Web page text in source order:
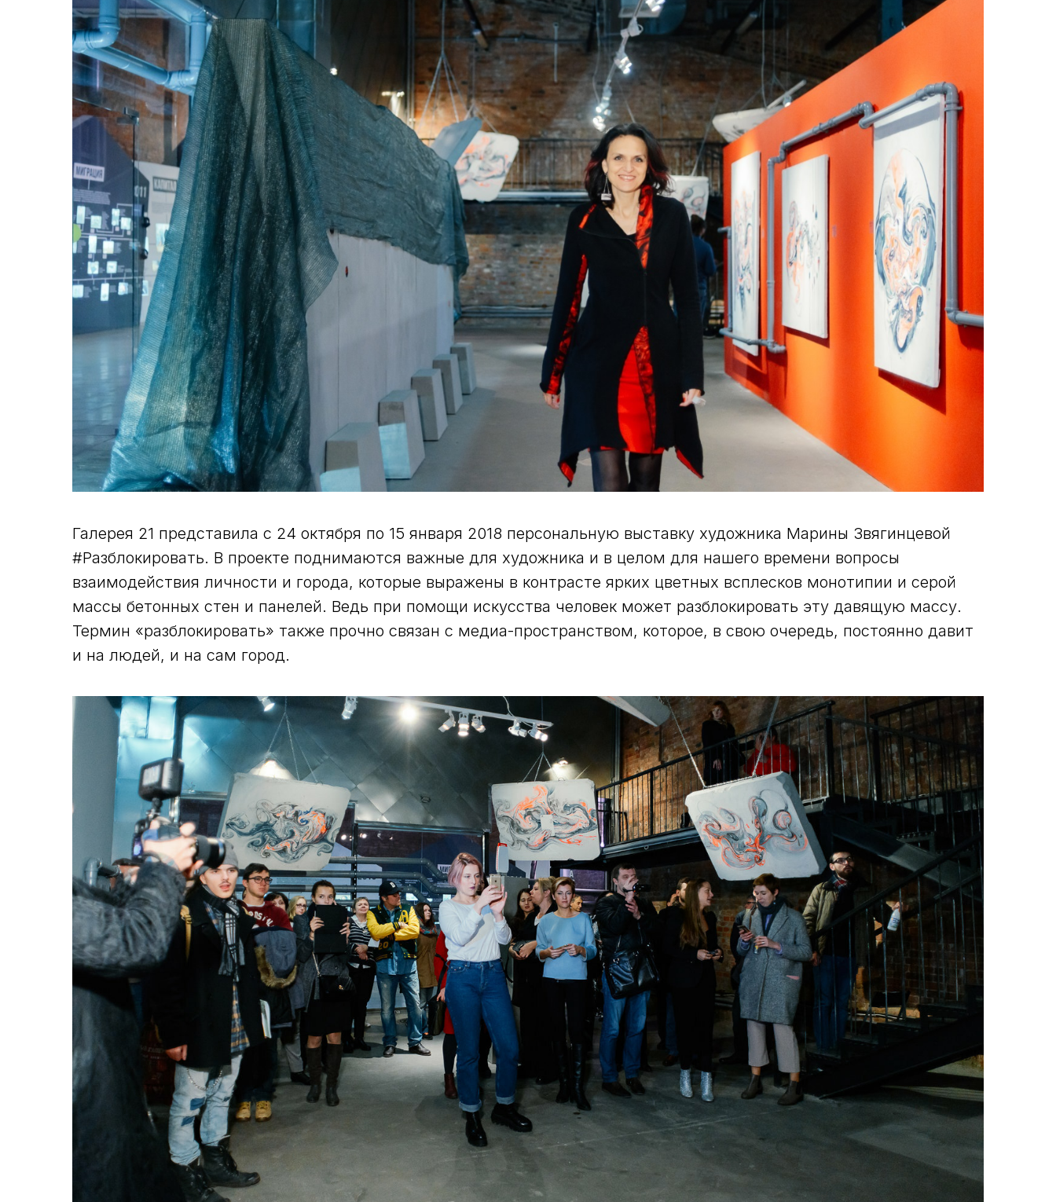
Галерея 21 представила с 24 октября по 15 января 2018 персональную выставку художника Марины Звягинцевой
#Разблокировать. В проекте поднимаются важные для художника и в целом для нашего времени вопросы
взаимодействия личности и города, которые выражены в контрасте ярких цветных всплесков монотипии и серой
массы бетонных стен и панелей. Ведь при помощи искусства человек может разблокировать эту давящую массу.
Термин «разблокировать» также прочно связан с медиа-пространством, которое, в свою очередь, постоянно давит
и на людей, и на сам город.